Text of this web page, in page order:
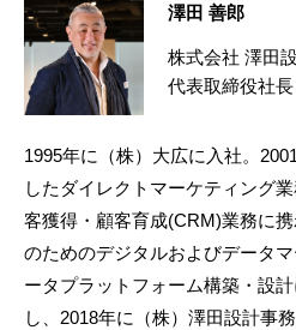
澤田 善郎
株式会社 澤田
代表取締役社長
1995年に（株）大広に入社。
したダイレクトマーケティング
客獲得・顧客育成(CRM)業務に
のためのデジタルおよびデータ
ータプラットフォーム構築・設
し、2018年に（株）澤田設計事